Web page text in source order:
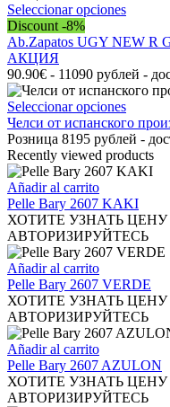
página
se
elegir
la
página
de
Seleccionar opcionesEste
tiene
Las
opciones
se
pueden
elegir
en
página
de
producto
Discount -8%
Ab.Zapatos UGY NEW R
АКЦИЯ
90.90€ - 11090 рублей -
Seleccionar opcionesEste
tiene
múltiples
opciones
se
pueden
elegir
la
página
de
Челси от испанского
Розница 8195 рублей -
Recently viewed products
Añadir al carrito
Pelle Bary 2607 KAKI
ХОТИТЕ УЗНАТЬ
АВТОРИЗИРУЙТЕСЬ
Añadir al carrito
Pelle Bary 2607 VERDE
ХОТИТЕ УЗНАТЬ
АВТОРИЗИРУЙТЕСЬ
Añadir al carrito
Pelle Bary 2607 AZULON
ХОТИТЕ УЗНАТЬ
АВТОРИЗИРУЙТЕСЬ